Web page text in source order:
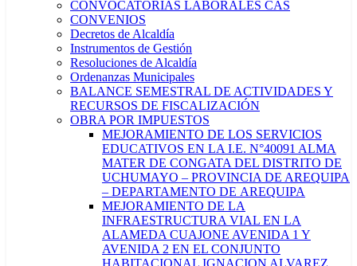
CONVOCATORIAS LABORALES CAS
CONVENIOS
Decretos de Alcaldía
Instrumentos de Gestión
Resoluciones de Alcaldía
Ordenanzas Municipales
BALANCE SEMESTRAL DE ACTIVIDADES Y
RECURSOS DE FISCALIZACIÓN
OBRA POR IMPUESTOS
MEJORAMIENTO DE LOS SERVICIOS
EDUCATIVOS EN LA I.E. N°40091 ALMA
MATER DE CONGATA DEL DISTRITO DE
UCHUMAYO – PROVINCIA DE AREQUIPA
– DEPARTAMENTO DE AREQUIPA
MEJORAMIENTO DE LA
INFRAESTRUCTURA VIAL EN LA
ALAMEDA CUAJONE AVENIDA 1 Y
AVENIDA 2 EN EL CONJUNTO
HABITACIONAL IGNACION ALVAREZ